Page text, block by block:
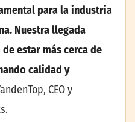
para la industria
Nuestra llegada
estar más cerca de
calidad y
CEO y